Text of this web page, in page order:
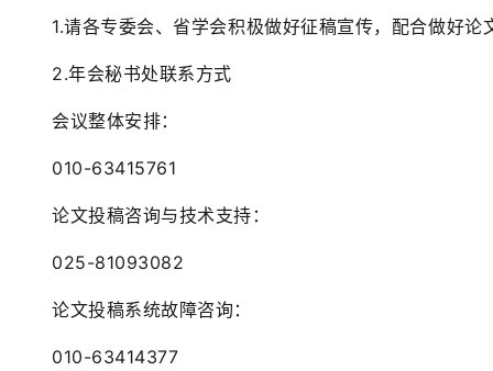
1.请各专委会、省学会积极做好征稿宣传，配合做好论
2.年会秘书处联系方式
会议整体安排：
010-63415761
论文投稿咨询与技术支持 ：
025-81093082
论文投稿系统故障咨询：
010-63414377